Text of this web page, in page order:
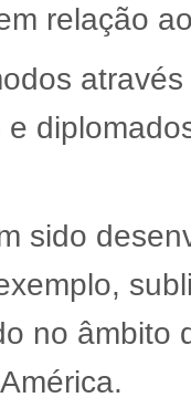
relação
sido
no âmbito